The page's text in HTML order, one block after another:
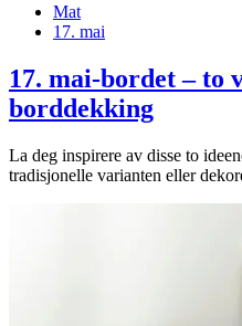
Mat
17. mai
17. mai-bordet – to
borddekking
La deg inspirere av disse to
tradisjonelle varianten eller